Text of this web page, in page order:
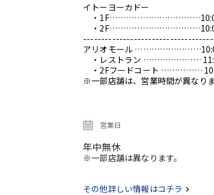
イトーヨーカドー
・1F……………………………10:00
・2F……………………………10:00
アリオモール
・レストラン …………………
・2Fフードコート ……………
※一部店舗は、営業時間が異なりま
営業日
年中無休
※一部店舗は異なります。
その他詳しい情報はコチラ